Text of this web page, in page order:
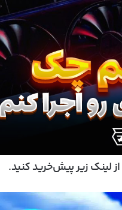
از لینک زیر پیش‌خرید کنید.